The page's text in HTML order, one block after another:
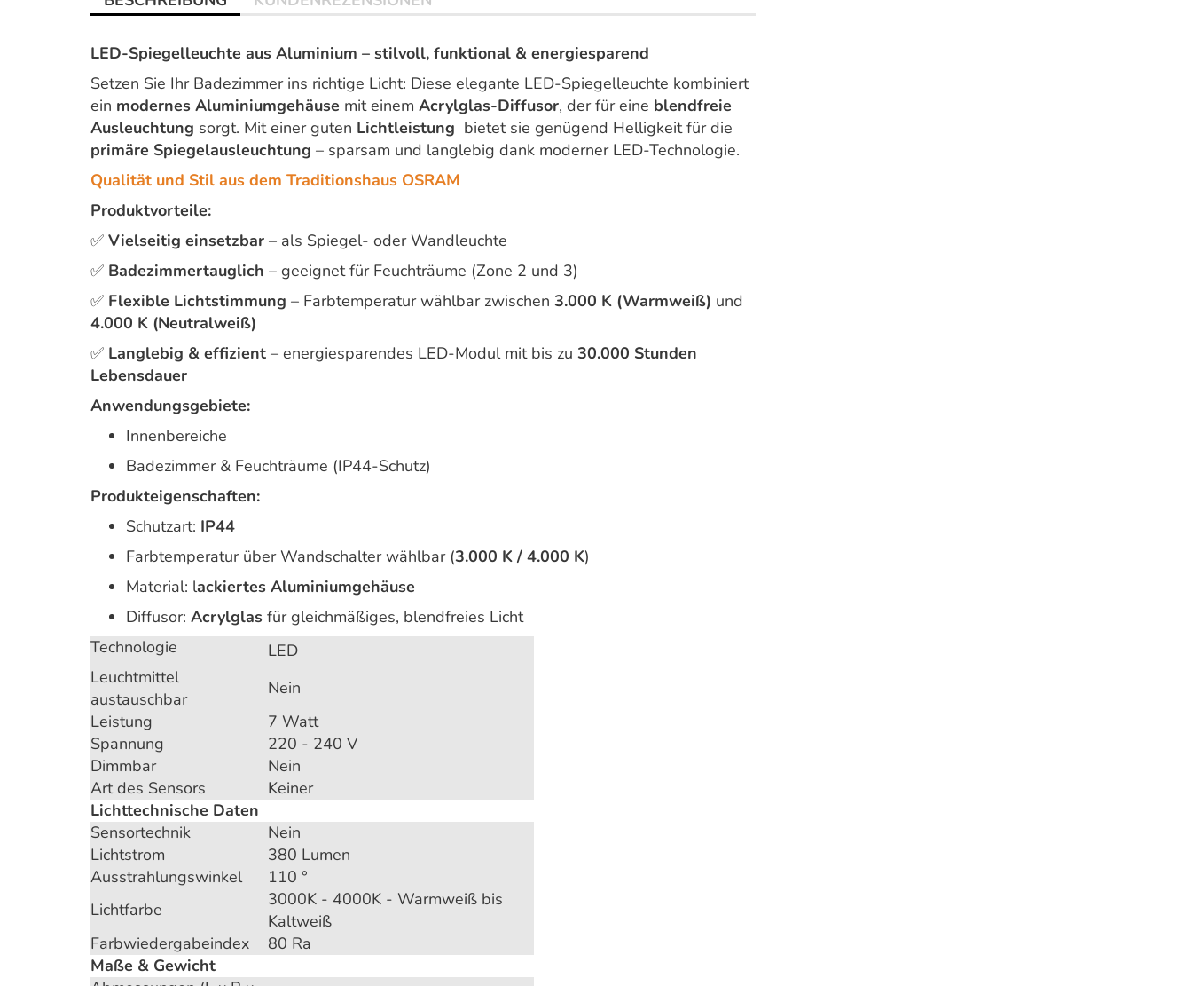
LED-Spiegelleuchte aus Aluminium – stilvoll, funktional & energiesparend
Setzen Sie Ihr Badezimmer ins richtige Licht: Diese elegante LED-Spiegelleuchte kombiniert
ein modernes Aluminiumgehäuse mit einem Acrylglas-Diffusor, der für eine blendfreie
Ausleuchtung sorgt. Mit einer guten Lichtleistung bietet sie genügend Helligkeit für die
primäre Spiegelausleuchtung – sparsam und langlebig dank moderner LED-Technologie.
Qualität und Stil aus dem Traditionshaus OSRAM
Produktvorteile:
✅ Vielseitig einsetzbar – als Spiegel- oder Wandleuchte
✅ Badezimmertauglich – geeignet für Feuchträume (Zone 2 und 3)
✅ Flexible Lichtstimmung – Farbtemperatur wählbar zwischen 3.000 K (Warmweiß) und
4.000 K (Neutralweiß)
✅ Langlebig & effizient – energiesparendes LED-Modul mit bis zu 30.000 Stunden
Lebensdauer
Anwendungsgebiete:
Innenbereiche
Badezimmer & Feuchträume (IP44-Schutz)
Produkteigenschaften:
Schutzart: IP44
Farbtemperatur über Wandschalter wählbar (3.000 K / 4.000 K)
Material: lackiertes Aluminiumgehäuse
Diffusor: Acrylglas für gleichmäßiges, blendfreies Licht
Technologie
LED
Leuchtmittel
austauschbar
Nein
Leistung
7 Watt
Spannung
220 - 240 V
Dimmbar
Nein
Art des Sensors
Keiner
Lichttechnische Daten
Sensortechnik
Nein
Lichtstrom
380 Lumen
Ausstrahlungswinkel
110 °
Lichtfarbe
3000K - 4000K - Warmweiß bis
Kaltweiß
Farbwiedergabeindex
80 Ra
Maße & Gewicht